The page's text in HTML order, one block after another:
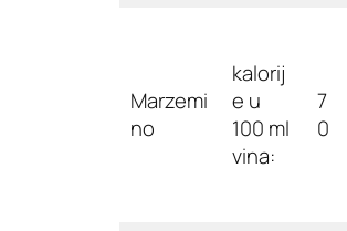
Marzemi
no
kalorij
e u
100 ml
vina:
7
0